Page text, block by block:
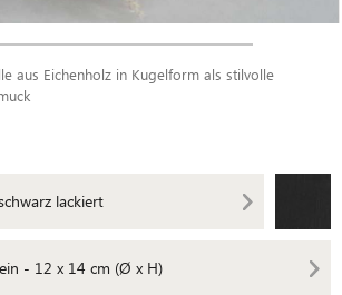
aus Eichenholz in Kugelform als stilvolle
lackiert
- 12 x 14 cm (Ø x H)